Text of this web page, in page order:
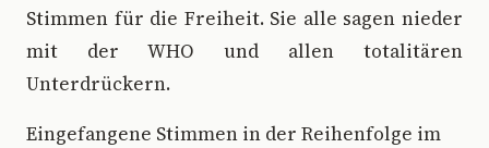
Stimmen für die Freiheit. Sie alle sagen nieder
mit der WHO und allen totalitären
Unterdrückern.
Eingefangene Stimmen in der Reihenfolge im